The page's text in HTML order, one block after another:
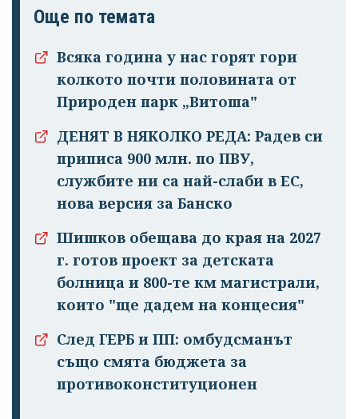
Успешно
излязохте от
профила си!
Още по темата
Всяка година у нас горят гори
колкото почти половината от
Природен парк „Витоша"
ДЕНЯТ В НЯКОЛКО РЕДА: Радев си
приписа 900 млн. по ПВУ,
службите ни са най-слаби в ЕС,
нова версия за Банско
Шишков обещава до края на 2027
г. готов проект за детската
болница и 800-те км магистрали,
които "ще дадем на концесия"
След ГЕРБ и ПП: омбудсманът
също смята бюджета за
противоконституционен